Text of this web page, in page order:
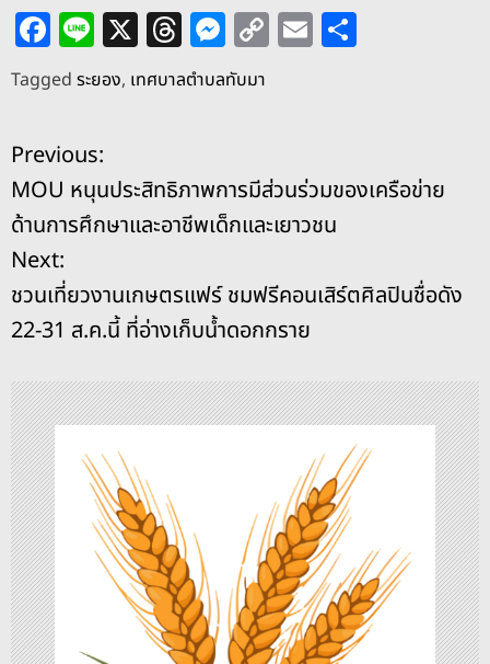
F
a
c
e
b
o
o
k
Li
n
e
X T
h
re
d
s
M
e
ss
n
g
er
C
o
Li
n
k
E
m
Tagged ระยอง, เทศบาลตำบลทับมา
แ
น
ะ
แ
น
ว
เ
รื่
อ
ง
Previous:
MOU หนุนประสิทธิภาพการมีส่วนร่วมของเครือข่าย
ด้านการศึกษาและอาชีพเด็กและเยาวชน
Next:
ชวนเที่ยวงานเกษตรแฟร์ ชมฟรีคอนเสิร์ตศิลปินชื่อดัง
22-31 ส.ค.นี้ ที่อ่างเก็บน้ำดอกกราย